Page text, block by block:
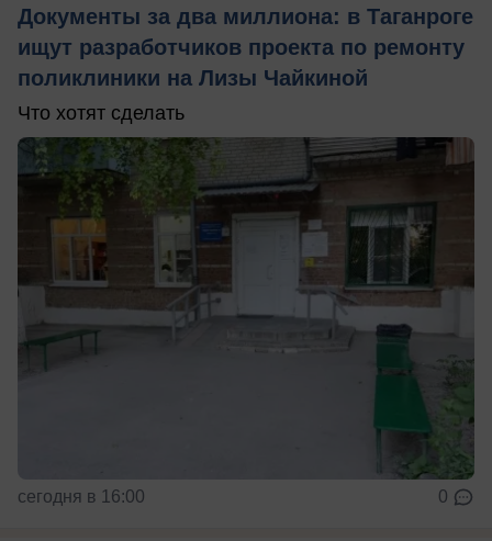
Документы за два миллиона: в Таганроге
ищут разработчиков проекта по ремонту
поликлиники на Лизы Чайкиной
Что хотят сделать
сегодня в 16:00 0